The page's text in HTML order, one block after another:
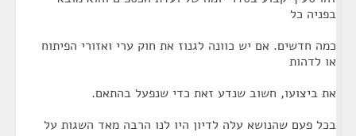
בפניה כל
כמה חדשים. אם יש כוונה לגנוז את חוק ערי ואזורי הפיתוח
או לדהות
את ביצועו, חשוב שנדע זאת כדי שנפעל בהתאם.
בכל פעם שהנושא עלה לדיון היו לנו הרבה מאד השגות על